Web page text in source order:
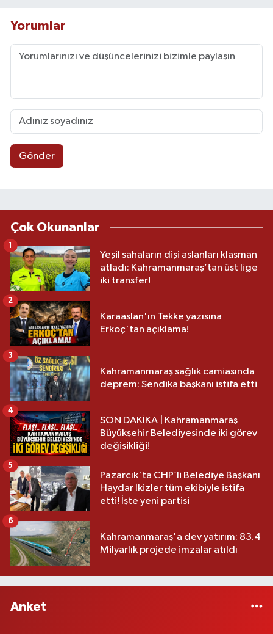
Yorumlar
Gönder
Çok Okunanlar
Yeşil sahaların dişi aslanları klasman
atladı: Kahramanmaraş’tan üst lige
iki transfer!
1
Karaaslan'ın Tekke yazısına
Erkoç'tan açıklama!
2
Kahramanmaraş sağlık camiasında
deprem: Sendika başkanı istifa etti
3
SON DAKİKA | Kahramanmaraş
Büyükşehir Belediyesinde iki görev
değişikliği!
4
Pazarcık'ta CHP’li Belediye Başkanı
Haydar İkizler tüm ekibiyle istifa
etti! İşte yeni partisi
5
Kahramanmaraş'a dev yatırım: 83.4
Milyarlık projede imzalar atıldı
6
Anket